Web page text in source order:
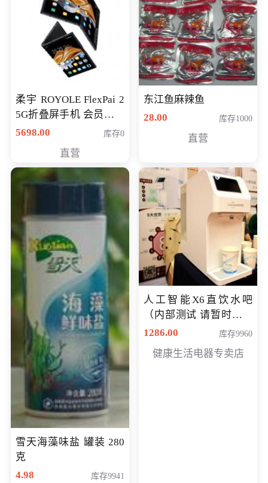
柔宇 ROYOLE FlexPai 2
5G折叠屏手机 会员专享
购买价格 4998元
5698.00 库存0
直营
东江鱼麻辣鱼
28.00
库存1000
直营
雪天海藻味盐 罐装 280
克
4.98
库存9941
人工智能X6直饮水吧
（内部测试 请暂时不要
购买）
1286.00 库存9960
健康生活电器专卖店